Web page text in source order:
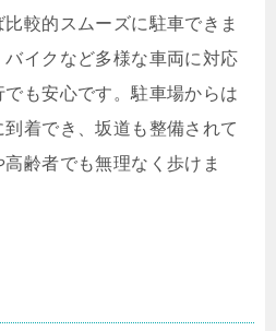
較的スムーズに駐車できま
イクなど多様な車両に対応
も安心です。駐車場からは
着でき、坂道も整備されて
齢者でも無理なく歩けま